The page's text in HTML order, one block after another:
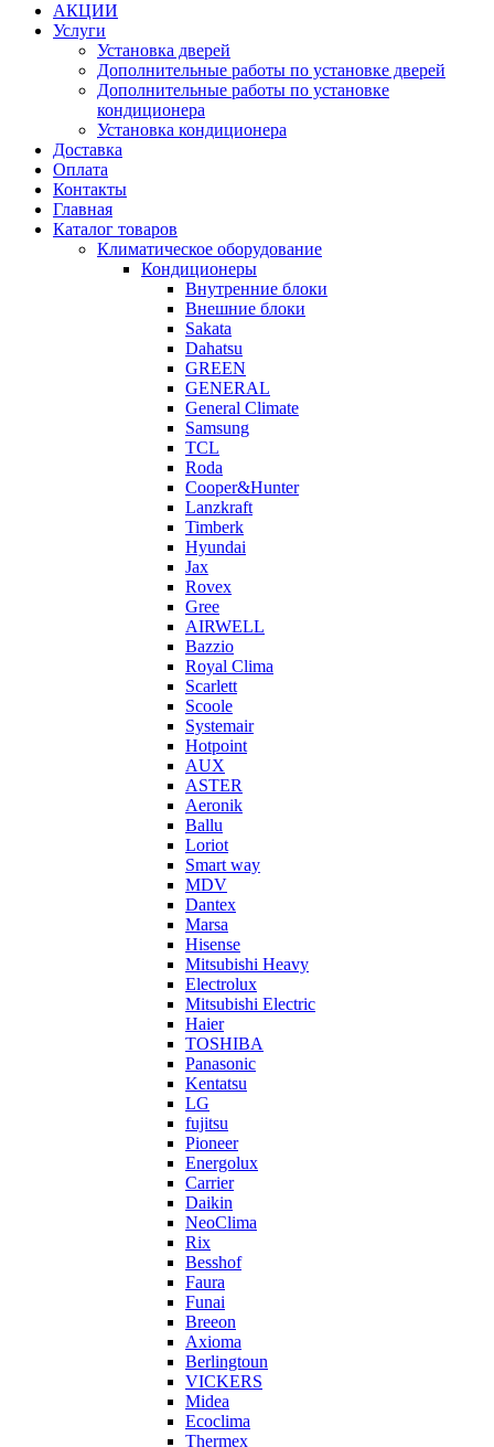
АКЦИИ
Услуги
Установка дверей
Дополнительные работы по установке дверей
Дополнительные работы по установке
кондиционера
Установка кондиционера
Доставка
Оплата
Контакты
Главная
Каталог товаров
Климатическое оборудование
Кондиционеры
Внутренние блоки
Внешние блоки
Sakata
Dahatsu
GREEN
GENERAL
General Climate
Samsung
TCL
Roda
Cooper&Hunter
Lanzkraft
Timberk
Hyundai
Jax
Rovex
Gree
AIRWELL
Bazzio
Royal Clima
Scarlett
Scoole
Systemair
Hotpoint
AUX
ASTER
Aeronik
Ballu
Loriot
Smart way
MDV
Dantex
Marsa
Hisense
Mitsubishi Heavy
Electrolux
Mitsubishi Electric
Haier
TOSHIBA
Panasonic
Kentatsu
LG
fujitsu
Pioneer
Energolux
Carrier
Daikin
NeoClima
Rix
Besshof
Faura
Funai
Breeon
Axioma
Berlingtoun
VICKERS
Midea
Ecoclima
Thermex